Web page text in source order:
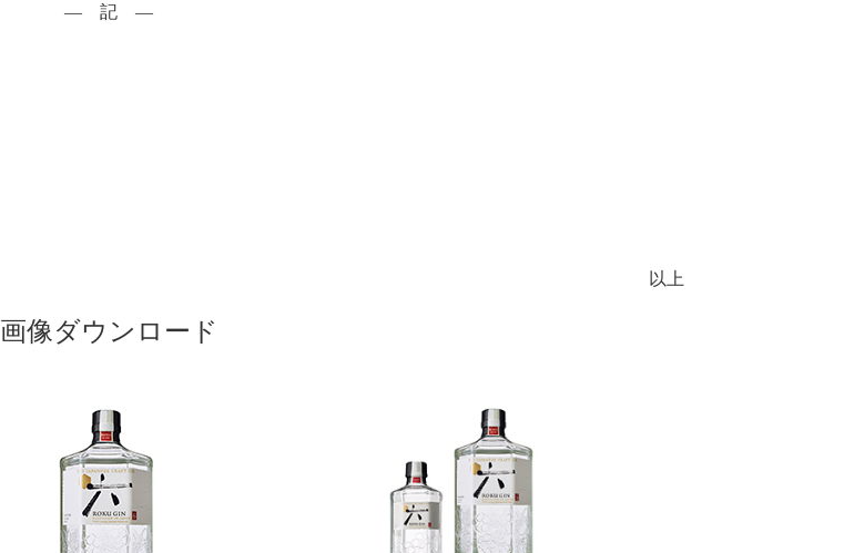
― 記 ―
以上
画像ダウンロード